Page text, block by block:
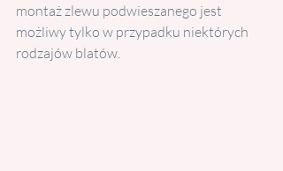
montaż zlewu podwieszanego jest
możliwy tylko w przypadku niektórych
rodzajów blatów.